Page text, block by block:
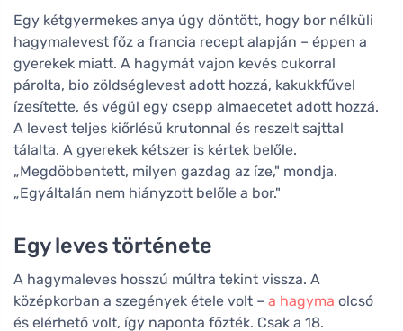
Egy kétgyermekes anya úgy döntött, hogy bor nélküli
hagymalevest főz a francia recept alapján – éppen a
gyerekek miatt. A hagymát vajon kevés cukorral
párolta, bio zöldséglevest adott hozzá, kakukkfűvel
ízesítette, és végül egy csepp almaecetet adott hozzá.
A levest teljes kiőrlésű krutonnal és reszelt sajttal
tálalta. A gyerekek kétszer is kértek belőle.
„Megdöbbentett, milyen gazdag az íze," mondja.
„Egyáltalán nem hiányzott belőle a bor."
Egy leves története
A hagymaleves hosszú múltra tekint vissza. A
középkorban a szegények étele volt – a hagyma olcsó
és elérhető volt, így naponta főzték. Csak a 18.